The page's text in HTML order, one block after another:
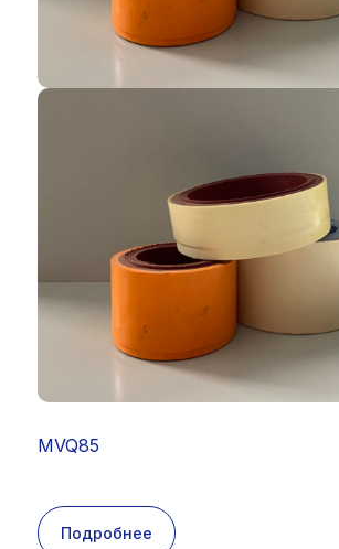
MVQ85
Подробнее